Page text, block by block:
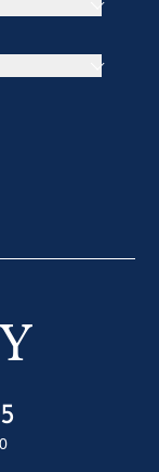
ョン